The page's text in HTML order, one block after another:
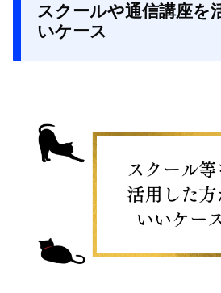
スクールや通信講座を
いケース